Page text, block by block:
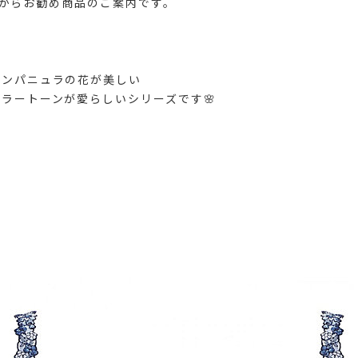
パニュラの花が美しい
ートーンが愛らしいシリーズです🌸